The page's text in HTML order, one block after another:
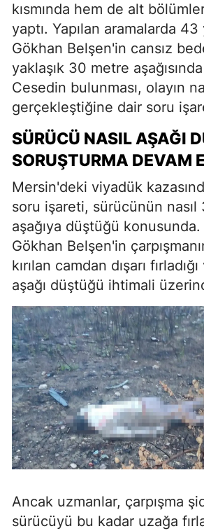
kısmında hem de alt
yaptı. Yapılan aramalarda 43
Gökhan Belşen'in cansız
yaklaşık 30 metre
Cesedin bulunması, olayın
gerçekleştiğine dair soru
SÜRÜCÜ NASIL AŞAĞI
SORUŞTURMA DEVAM
Mersin'deki viyadük
soru işareti, sürücünün nasıl
aşağıya düştüğü
Gökhan Belşen'in
kırılan camdan dışarı
aşağı düştüğü ihtimali
Ancak uzmanlar, çarpışma
sürücüyü bu kadar uzağa